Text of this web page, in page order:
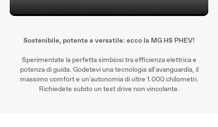
Sostenibile, potente e versatile: ecco la MG HS PHEV!
Sperimentate la perfetta simbiosi tra efficienza elettrica e
potenza di guida. Godetevi una tecnologia all'avanguardia, il
massimo comfort e un'autonomia di oltre 1.000 chilometri.
Richiedete subito un test drive non vincolante.